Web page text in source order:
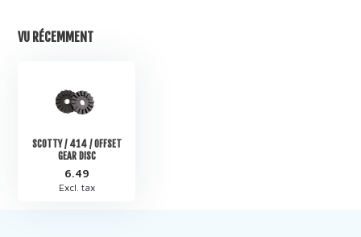
VU RÉCEMMENT
SCOTTY / 414 / OFFSET
GEAR DISC
6.49
Excl. tax